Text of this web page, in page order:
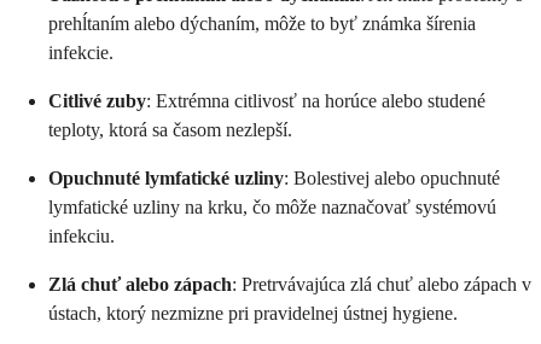
prehĺtaním alebo dýchaním, môže to byť známka šírenia
infekcie.
Citlivé zuby: Extrémna citlivosť na horúce alebo studené
teploty, ktorá sa časom nezlepší.
Opuchnuté lymfatické uzliny: Bolestivej alebo opuchnuté
lymfatické uzliny na krku, čo môže naznačovať systémovú
infekciu.
Zlá chuť alebo zápach: Pretrvávajúca zlá chuť alebo zápach v
ústach, ktorý nezmizne pri pravidelnej ústnej hygiene.